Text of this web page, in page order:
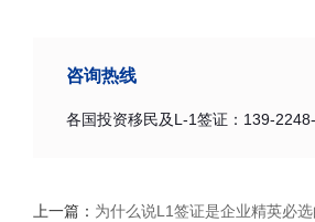
咨询热线
各国投资移民及L-1签证：139-
上一篇： 为什么说L1签证是企业精英必